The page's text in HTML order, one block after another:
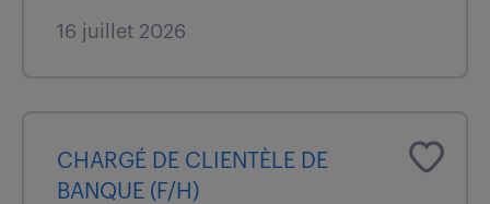
16 juillet 2026
CHARGÉ DE CLIENTÈLE DE
BANQUE (F/H)